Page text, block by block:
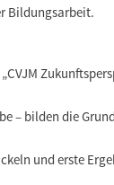
Bildungsarbeit.
– bilden die
und erste